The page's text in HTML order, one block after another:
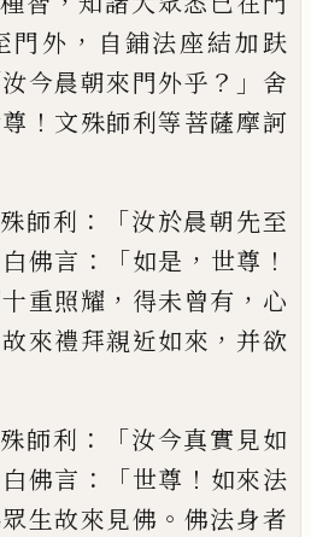
門外 ， 自鋪法座結加趺
汝今晨朝來門外乎 ？」 舍
！ 文殊師利等菩薩摩訶
師利 ：「汝於晨朝先至
白佛言 ：「如是 ， 世尊 ！
重照耀 ， 得未曾有 ， 心
故來禮拜親近如來 ， 并欲
師利 ：「汝今真實見如
白佛言 ：「世尊 ！ 如來法
生故來見佛 。 佛法身者